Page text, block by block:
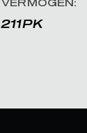
VERMOGEN:
211PK